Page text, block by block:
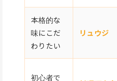
本格的な
味にこだ
わりたい
リュウジ
初心者で